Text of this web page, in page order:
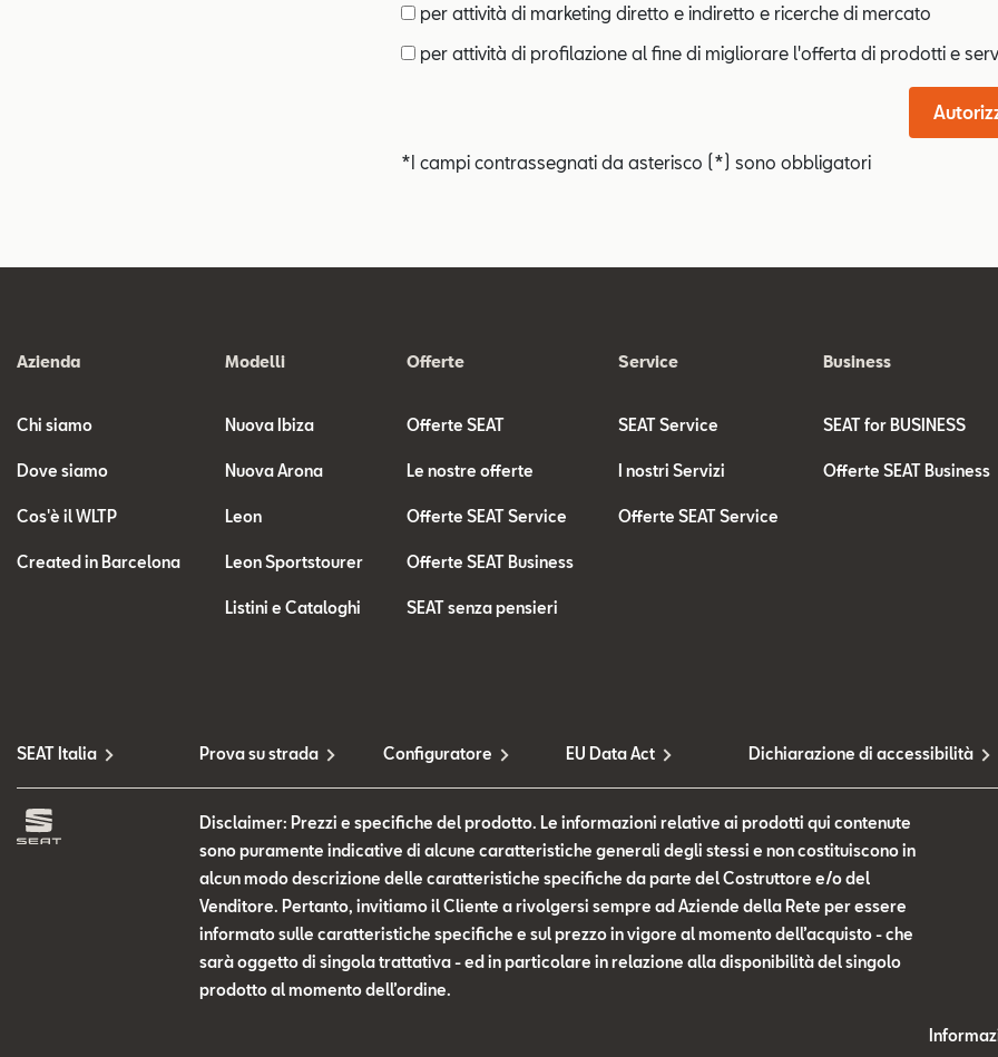
per attività di marketing diretto e indiretto e ricerche di mercato
per attività di profilazione al fine di migliorare l'offerta di prodotti e
*I campi contrassegnati da asterisco (*) sono obbligatori
Azienda
Chi siamo
Dove siamo
Cos'è il WLTP
Created in Barcelona
Modelli
Nuova Ibiza
Nuova Arona
Leon
Leon Sportstourer
Listini e Cataloghi
Offerte
Offerte SEAT
Le nostre offerte
Offerte SEAT Service
Offerte SEAT Business
SEAT senza pensieri
Service
SEAT Service
I nostri Servizi
Offerte SEAT Service
Business
SEAT for BUSINESS
Offerte SEAT Business
SEAT Italia Prova su strada Configuratore EU Data Act Dichiarazione di accessibilità
Disclaimer: Prezzi e specifiche del prodotto. Le informazioni relative ai prodotti qui contenute
sono puramente indicative di alcune caratteristiche generali degli stessi e non costituiscono in
alcun modo descrizione delle caratteristiche specifiche da parte del Costruttore e/o del
Venditore. Pertanto, invitiamo il Cliente a rivolgersi sempre ad Aziende della Rete per essere
informato sulle caratteristiche specifiche e sul prezzo in vigore al momento dell’acquisto - che
sarà oggetto di singola trattativa - ed in particolare in relazione alla disponibilità del singolo
prodotto al momento dell’ordine.